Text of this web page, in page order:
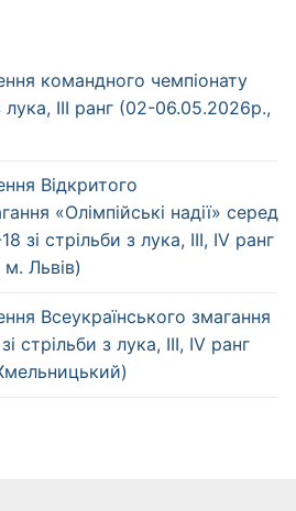
командного чемпіонату
лука, ІІІ ранг (02-06.05.2026р.,
Відкритого
«Олімпійські надії» серед
зі стрільби з лука, ІІІ, IV ранг
Львів)
Всеукраїнського змагання
стрільби з лука, ІІІ, IV ранг